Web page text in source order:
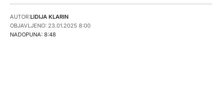
NADOPUNA: 8:48
AUTOR:LIDIJA KLARIN
OBJAVLJENO: 23.01.2025 8:00